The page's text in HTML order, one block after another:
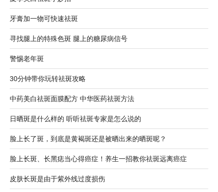
牙膏加一物可快速祛斑
寻找腿上的特殊色斑 腿上的糖尿病信号
警惕老年斑
30分钟带你玩转祛斑攻略
中药美白祛斑面膜配方 中华医药祛斑方法
日晒斑是什么样的 听听祛斑专家是怎么说的
脸上长了斑，到底是黄褐斑还是被晒出来的晒斑呢？
脸上长斑、长黑痣当心得癌症！养生一招教你祛斑远离癌症
皮肤长斑是由于紫外线过度损伤